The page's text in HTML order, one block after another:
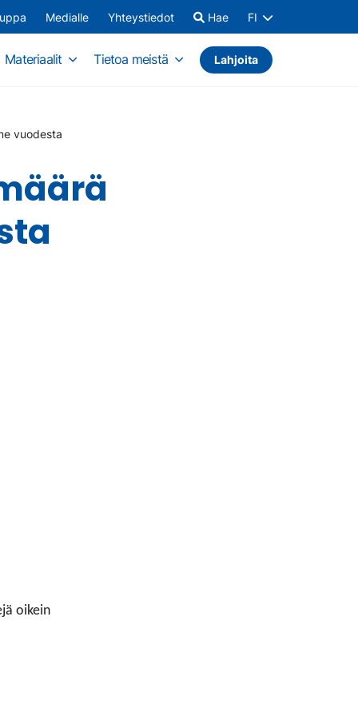
Medialle Yhteystiedot Hae FI
Materiaalit Tietoa meistä Lahjoita
vuodesta
oikein